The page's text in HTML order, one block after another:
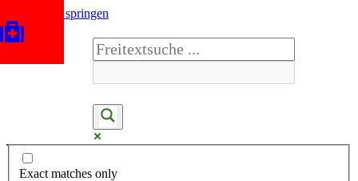
Zum Inhalt springen
Exact matches only